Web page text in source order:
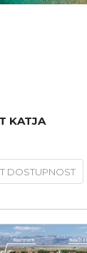
KATJA
DOSTUPNOST